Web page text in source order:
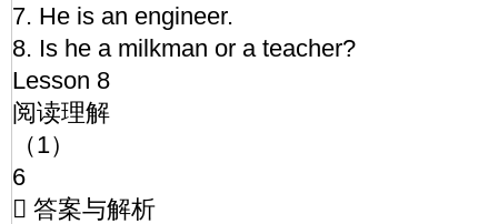
7. He is an engineer.
8. Is he a milkman or a teacher?
Lesson 8
阅读理解
（1）
6
 答案与解析